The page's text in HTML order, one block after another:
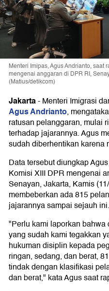
Menteri Imipas, Agus Andrianto, saat
mengenai anggaran di DPR RI,
(Matius/detikcom)
Jakarta-Menteri Imigrasi
Agus Andrianto,
ratusan pelanggaran, mulai
terhadap jajarannya. Agus
sudah diberhentikan karena
Data tersebut diungkap
Komisi XIII DPR mengenai
Senayan, Jakarta, Kamis
membeberkan ada 815
jajarannya sampai sejauh ini.
"Perlu kami laporkan
yang sudah kami tegakkan
hukuman disiplin kepada
ringan, sedang, dan berat,
tindak dengan klasifikasi
dan berat," kata Agus saat